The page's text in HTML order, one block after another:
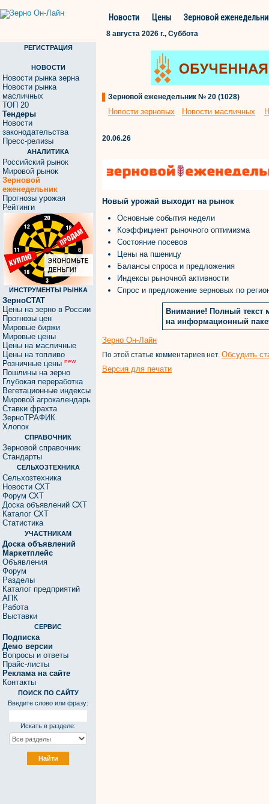
Новости Цены Зерновой
8 августа 2026 г., Суббота
РЕГИСТРАЦИЯ
НОВОСТИ
Новости рынка зерна
Новости рынка
масличных
ТОП 20
Тендеры
Новости
законодательства
Пресс-релизы
АНАЛИТИКА
Российский рынок
Мировой рынок
Зерновой
еженедельник
Прогнозы урожая
Рейтинги
ИНСТРУМЕНТЫ РЫНКА
ЗерноСТАТ
Цены на зерно в России
Прогнозы цен
Мировые биржи
Мировые цены
Цены на масличные
Цены на топливо
Розничные цены new
Пошлины на зерно
Глубокая переработка
Вегетационные индексы
Мировой агрокалендарь
Ставки фрахта
ЗерноТРАФИК
Хлопок
СПРАВОЧНИК
Зерновой справочник
Стандарты
СЕЛЬХОЗТЕХНИКА
Сельхозтехника
Новости СХТ
Форум СХТ
Доска объявлений СХТ
Каталог СХТ
Статистика
УЧАСТНИКАМ
Доска объявлений
Маркетплейс
Объявления
Форум
Разделы
Каталог предприятий
АПК
Работа
Выставки
СЕРВИС
Подписка
Демо версии
Вопросы и ответы
Прайс-листы
Реклама на сайте
Контакты
ПОИСК ПО САЙТУ
Введите слово или фразу:
Искать в разделе:
Зерновой еженедельник № 20 (1028)
Новости зерновых Новости масличных
20.06.26
Новый урожай выходит на рынок
Основные события недели
Коэффициент рыночного оптимизма
Состояние посевов
Цены на пшеницу
Балансы спроса и предложения
Индексы рыночной активности
Спрос и предложение зерновых по
Внимание! Полный текст
на информационный
Зерно Он-Лайн
По этой статье комментариев нет. Обсудить
Версия для печати